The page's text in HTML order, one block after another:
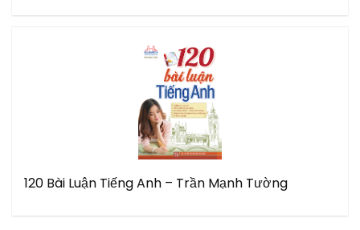
120 Bài Luận Tiếng Anh – Trần Mạnh Tường